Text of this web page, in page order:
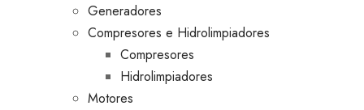
Generadores
Compresores e Hidrolimpiadores
Compresores
Hidrolimpiadores
Motores